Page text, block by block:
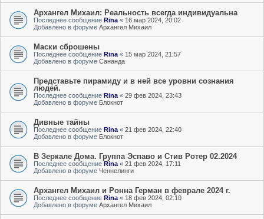
Архангел Михаил: Реальность всегда индивидуальна
Последнее сообщение Rina « 16 мар 2024, 20:02
Добавлено в форуме Архангел Михаил
Маски сброшены
Последнее сообщение Rina « 15 мар 2024, 21:57
Добавлено в форуме Сананда
Представьте пирамиду и в ней все уровни сознания
людей.
Последнее сообщение Rina « 29 фев 2024, 23:43
Добавлено в форуме Блокнот
Дивные тайны
Последнее сообщение Rina « 21 фев 2024, 22:40
Добавлено в форуме Блокнот
В Зеркале Дома. Группа Эспаво и Стив Ротер 02.2024
Последнее сообщение Rina « 21 фев 2024, 17:11
Добавлено в форуме Ченнелинги
Архангел Михаил и Ронна Герман в феврале 2024 г.
Последнее сообщение Rina « 18 фев 2024, 02:10
Добавлено в форуме Архангел Михаил